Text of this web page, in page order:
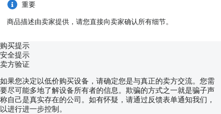
重要
商品描述由卖家提供，请您直接向卖家确认所有细节。
购买提示
安全提示
卖方验证
如果您决定以低价购买设备，请确定您是与真正的卖方交流。您需
要尽可能多地了解设备所有者的信息。欺骗的方式之一就是骗子声
称自己是真实存在的公司。如有怀疑，请通过反馈表单通知我们，
以进行进一步控制。